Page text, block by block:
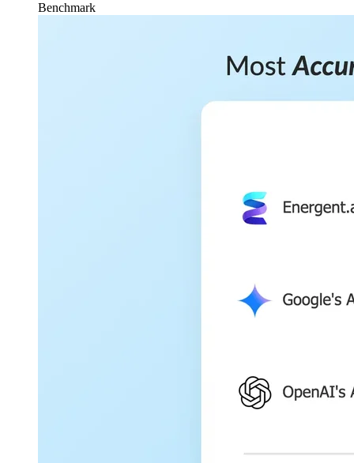
Benchmark